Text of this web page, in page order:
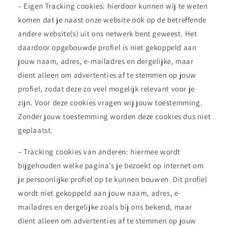
– Eigen Tracking cookies: hierdoor kunnen wij te weten
komen dat je naast onze website ook op de betreffende
andere website(s) uit ons netwerk bent geweest. Het
daardoor opgebouwde profiel is niet gekoppeld aan
jouw naam, adres, e-mailadres en dergelijke, maar
dient alleen om advertenties af te stemmen op jouw
profiel, zodat deze zo veel mogelijk relevant voor je
zijn. Voor deze cookies vragen wij jouw toestemming.
Zonder jouw toestemming worden deze cookies dus niet
geplaatst.
– Tracking cookies van anderen: hiermee wordt
bijgehouden welke pagina’s je bezoekt op internet om
je persoonlijke profiel op te kunnen bouwen. Dit profiel
wordt niet gekoppeld aan jouw naam, adres, e-
mailadres en dergelijke zoals bij ons bekend, maar
dient alleen om advertenties af te stemmen op jouw